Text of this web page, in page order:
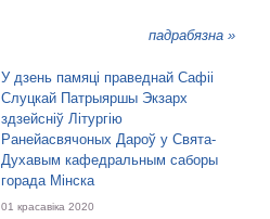
падрабязна »
У дзень памяці праведнай Сафіі
Слуцкай Патрыяршы Экзарх
здзейсніў Літургію
Ранейасвячоных Дароў у Свята-
Духавым кафедральным саборы
горада Мінска
01 красавіка 2020